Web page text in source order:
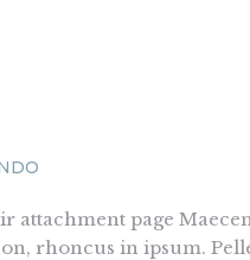
attachment page
rhoncus in ipsum.